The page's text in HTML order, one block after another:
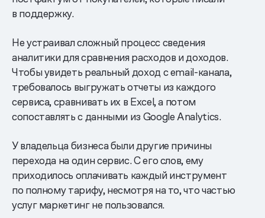
в поддержку.
Не устраивал сложный процесс сведения
аналитики для сравнения расходов и доходов.
Чтобы увидеть реальный доход с email-канала,
требовалось выгружать отчеты из каждого
сервиса, сравнивать их в Excel, а потом
сопоставлять с данными из Google Analytics.
У владельца бизнеса были другие причины
перехода на один сервис. С его слов, ему
приходилось оплачивать каждый инструмент
по полному тарифу, несмотря на то, что частью
услуг маркетинг не пользовался.